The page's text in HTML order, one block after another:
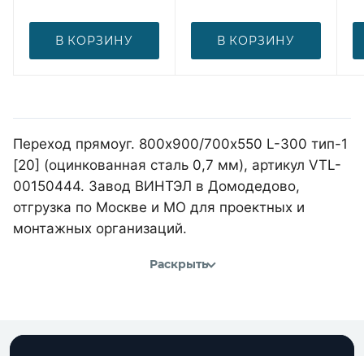
В КОРЗИНУ В КОРЗИНУ
Переход прямоуг. 800х900/700х550 L-300 тип-1
[20] (оцинкованная сталь 0,7 мм), артикул VTL-
00150444. Завод ВИНТЭЛ в Домодедово,
отгрузка по Москве и МО для проектных и
монтажных организаций.
Раскрыть